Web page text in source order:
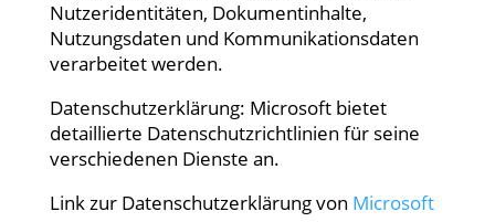
Nutzeridentitäten, Dokumentinhalte,
Nutzungsdaten und Kommunikationsdaten
verarbeitet werden.
Datenschutzerklärung: Microsoft bietet
detaillierte Datenschutzrichtlinien für seine
verschiedenen Dienste an.
Link zur Datenschutzerklärung von Microsoft